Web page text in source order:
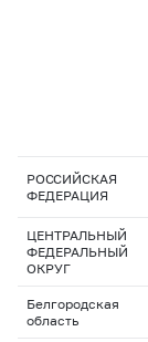
РОССИЙСКАЯ
ФЕДЕРАЦИЯ
ЦЕНТРАЛЬНЫЙ
ФЕДЕРАЛЬНЫЙ
ОКРУГ
Белгородская
область